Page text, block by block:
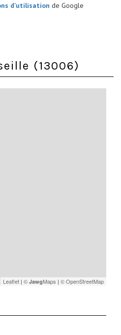
d'utilisation de Google
(13006)
Leaflet | © JawgMaps | © OpenStreetMap